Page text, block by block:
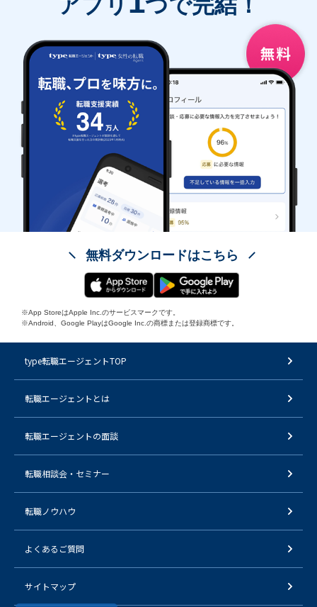
アプリ
つで完結！
無料ダウンロードはこちら
※App StoreはApple Inc.のサービスマークです。
※Android、Google PlayはGoogle Inc.の商標または登録商標です。
type転職エージェントTOP
転職エージェントとは
転職エージェントの面談
転職相談会・セミナー
転職ノウハウ
よくあるご質問
サイトマップ